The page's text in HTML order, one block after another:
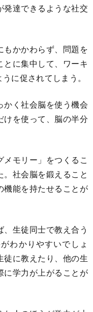
発達できるような社交
もかかわらず、問題を
に集中して、ワーキ
に促されてしまう。
かく社会脳を使う機会
けを使って、脳の半分
モリー」をつくるこ
社会脳を鍛えること
機能を持たせることが
生徒同士で教え合う
わかりやすいでしょ
徒に教えたり、他の生
に学力が上がることが